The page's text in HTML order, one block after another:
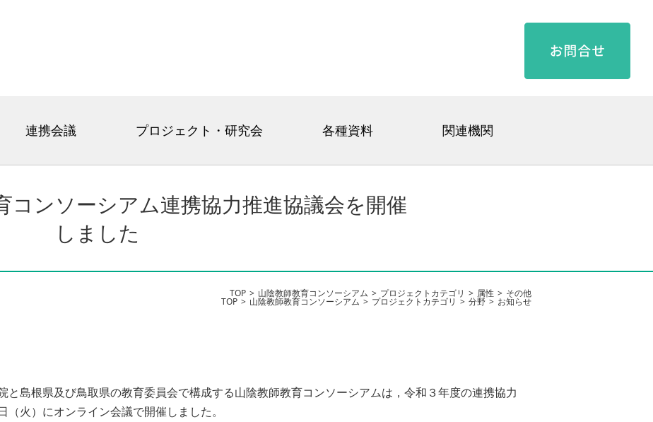
連携会議 プロジェクト・研究会 各種資料 関連機関
コンソーシアム連携協力推進協議会を開催
しました
TOP 山陰教師教育コンソーシアム プロジェクトカテゴリ 属性 その他
TOP 山陰教師教育コンソーシアム プロジェクトカテゴリ 分野 お知らせ
島根県及び鳥取県の教育委員会で構成する山陰教師教育コンソーシアムは，令和３年度の連携協力
火）にオンライン会議で開催しました。